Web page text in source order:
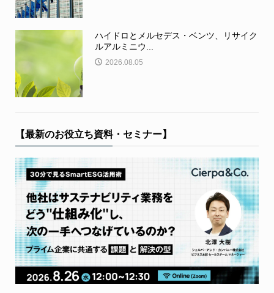
ハイドロとメルセデス・ベンツ、リサイク
ルアルミニウ...
2026.08.05
【最新のお役立ち資料・セミナー】